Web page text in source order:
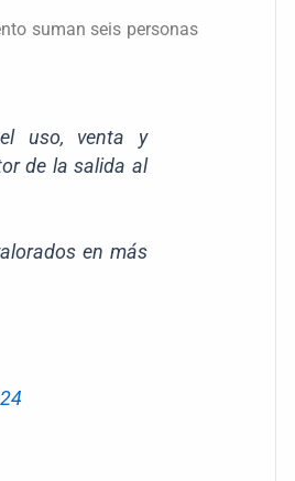
suman seis personas
uso, venta y
de la salida al
en más